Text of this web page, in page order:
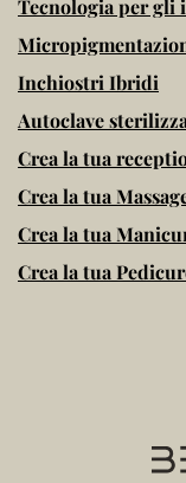
Tecnologia per gli
Inchiostri Ibridi
Autoclave
Crea la tua
Crea la tua
Crea la tua
Crea la tua